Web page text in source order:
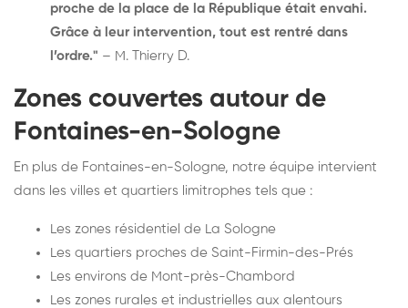
proche de la place de la République était envahi.
Grâce à leur intervention, tout est rentré dans
l’ordre." – M. Thierry D.
Zones couvertes autour de
Fontaines-en-Sologne
En plus de Fontaines-en-Sologne, notre équipe intervient
dans les villes et quartiers limitrophes tels que :
Les zones résidentiel de La Sologne
Les quartiers proches de Saint-Firmin-des-Prés
Les environs de Mont-près-Chambord
Les zones rurales et industrielles aux alentours